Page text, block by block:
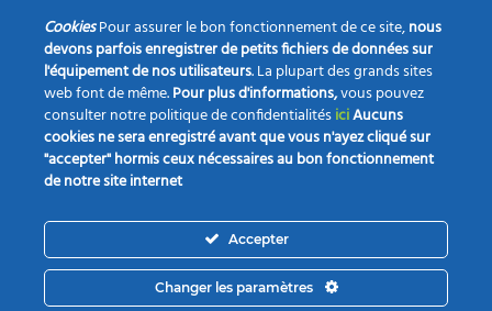
Notre actualité Opportunités Contact
CookiesPour assurer le bon fonctionnement de ce site,nous
devons parfois enregistrer de petits fichiers de données sur
l'équipement de nos utilisateurs. La plupart des grands sites
web font de même.Pour plus d'informations,vous pouvez
consulter notre politique de confidentialitésiciAucuns
cookies ne sera enregistré avant que vous n'ayez cliqué sur
"accepter" hormis ceux nécessaires au bon fonctionnement
de notre site internet
Accepter
Changer les paramètres